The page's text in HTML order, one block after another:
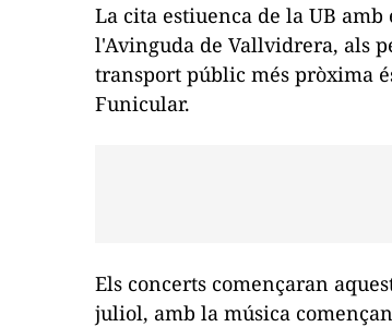
La cita estiuenca de la UB
l'Avinguda de Vallvidrera, als
transport públic més pròxima
Funicular.
Els concerts començaran
juliol, amb la música